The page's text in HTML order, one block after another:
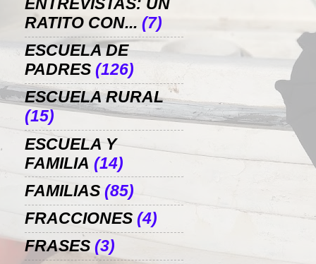
ENTREVISTAS: UN
RATITO CON... (7)
ESCUELA DE
PADRES (126)
ESCUELA RURAL
(15)
ESCUELA Y
FAMILIA (14)
FAMILIAS (85)
FRACCIONES (4)
FRASES (3)